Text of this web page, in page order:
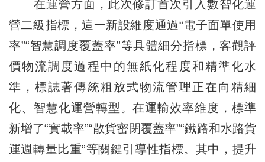
在運營方面，此次修訂首次引入數智化運
營二級指標，這一新設維度通過“電子面單使用
率”“智慧調度覆蓋率”等具體細分指標，客觀評
價物流調度過程中的無紙化程度和精準化水
準，標誌著傳統粗放式物流管理正在向精細
化、智慧化運營轉型。在運輸效率維度，標準
新增了“實載率”“散貨密閉覆蓋率”“鐵路和水路貨
運週轉量比重”等關鍵引導性指標。其中，提升